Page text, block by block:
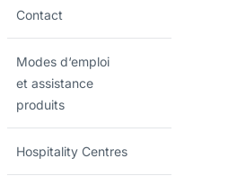
Contact
Modes d‘emploi
et assistance
produits
Hospitality Centres